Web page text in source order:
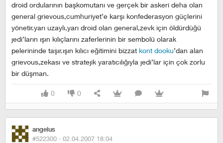
droid ordularının başkomutanı ve gerçek bir askeri deha olan
general grievous,cumhuriyet’e karşı konfederasyon güçlerini
yönetir.yarı uzaylı,yarı droid olan general,zevk için öldürdüğü
jedi’ların ışın kılıçlarını zaferlerinin bir sembolü olarak
pelerininde taşır.ışın kılıcı eğitimini bizzat kont dooku’dan alan
grievous,zekası ve stratejik yaratıcılığıyla jedi’lar için çok zorlu
bir düşman.
0 0
angelus
#522300 · 02.04.2007 18:04